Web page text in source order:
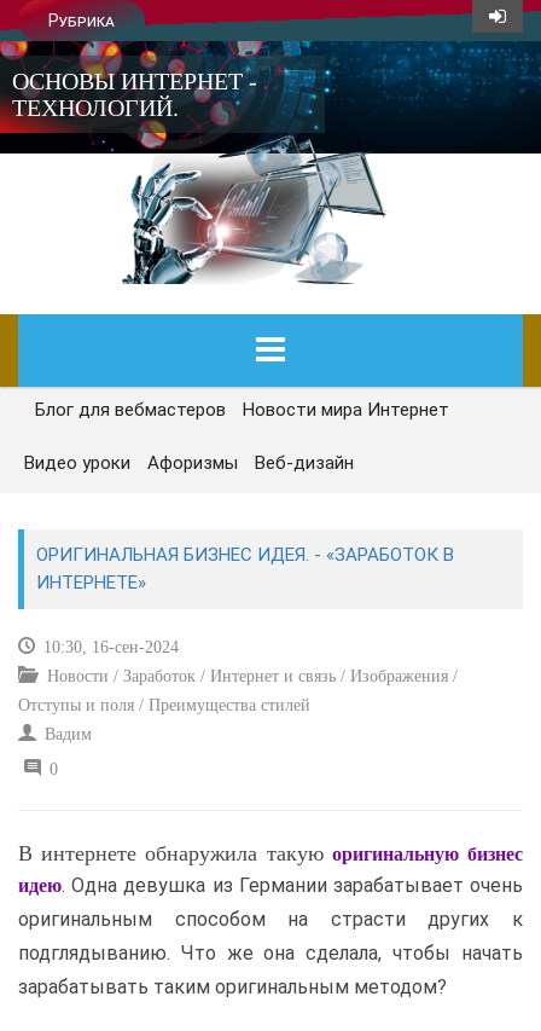
Рубрика
ОСНОВЫ ИНТЕРНЕТ -
ТЕХНОЛОГИЙ.
ГЛАВНАЯ
СЕГОДНЯ
РЕМОНТ И СОВЕТЫ
ИНТЕРНЕТ И СВЯЗЬ
УЧЕБНИК CSS
Блог для вебмастеров Новости мира Интернет
Видео уроки Афоризмы Веб-дизайн
ОРИГИНАЛЬНАЯ БИЗНЕС ИДЕЯ. - «ЗАРАБОТОК В
ИНТЕРНЕТЕ»
10:30, 16-сен-2024
Новости / Заработок / Интернет и связь / Изображения /
Отступы и поля / Преимущества стилей
Вадим
0
В интернете обнаружила такую оригинальную бизнес
идею. Одна девушка из Германии зарабатывает очень
оригинальным способом на страсти других к
подглядыванию. Что же она сделала, чтобы начать
зарабатывать таким оригинальным методом?